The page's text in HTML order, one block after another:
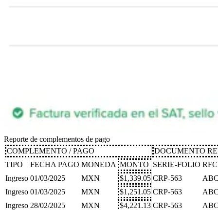
Reporte de complementos de pago
COMPLEMENTO / PAGO
DOCUMENTO
TIPO
FECHA PAGO MONEDA MONTO SERIE-FOLIO
Ingreso 01/03/2025 MXN $1,339.05 CRP-563
Ingreso 01/03/2025 MXN $1,251.05 CRP-563
Ingreso 28/02/2025 MXN $4,221.13 CRP-563